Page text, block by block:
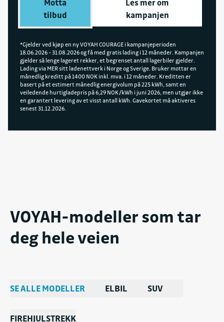
200 kW (10-80 % på kun 35 min) Apple CarPlay,
bagasjekapasitet på 527 liter og hengerfeste med
Motta
tilbud
Les mer om
kampanjen
*Gjelder ved kjøp en ny VOYAH COURAGE i kampanjeperioden
18.06.2026 - 31.08.2026 og få med gratis lading i 12 måneder. Kampanjen
gjelder så lenge lageret rekker, et begrenset antall lagerbiler gjelder.
Lading via MER sitt ladenettverk i Norge og Sverige. Bruker mottar en
månedlig kreditt på 1400 NOK inkl. mva. i 12 måneder. Kreditten er
basert på et estimert månedlig energivolum på 225 kWh, samt en
veiledende hurtigladepris på 6,29 NOK/kWh i juni 2026, men utgjør ikke
en garantert levering av et visst antall kWh. Gavekortet må aktiveres
senest 31.12.2026.
VOYAH-modeller som tar
deg hele veien
SE ALLE MODELLER ELBIL SUV
FIREHJULSTREKK